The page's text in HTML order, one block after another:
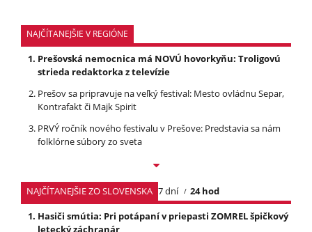
NAJČÍTANEJŠIE V REGIÓNE
Prešovská nemocnica má NOVÚ hovorkyňu: Troligovú
strieda redaktorka z televízie
Prešov sa pripravuje na veľký festival: Mesto ovládnu Separ,
Kontrafakt či Majk Spirit
PRVÝ ročník nového festivalu v Prešove: Predstavia sa nám
folklórne súbory zo sveta
NAJČÍTANEJŠIE ZO SLOVENSKA 7 dní
24 hod
Hasiči smútia: Pri potápaní v priepasti ZOMREL špičkový